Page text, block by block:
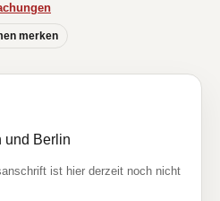
merken
und Berlin
ist hier derzeit noch nicht